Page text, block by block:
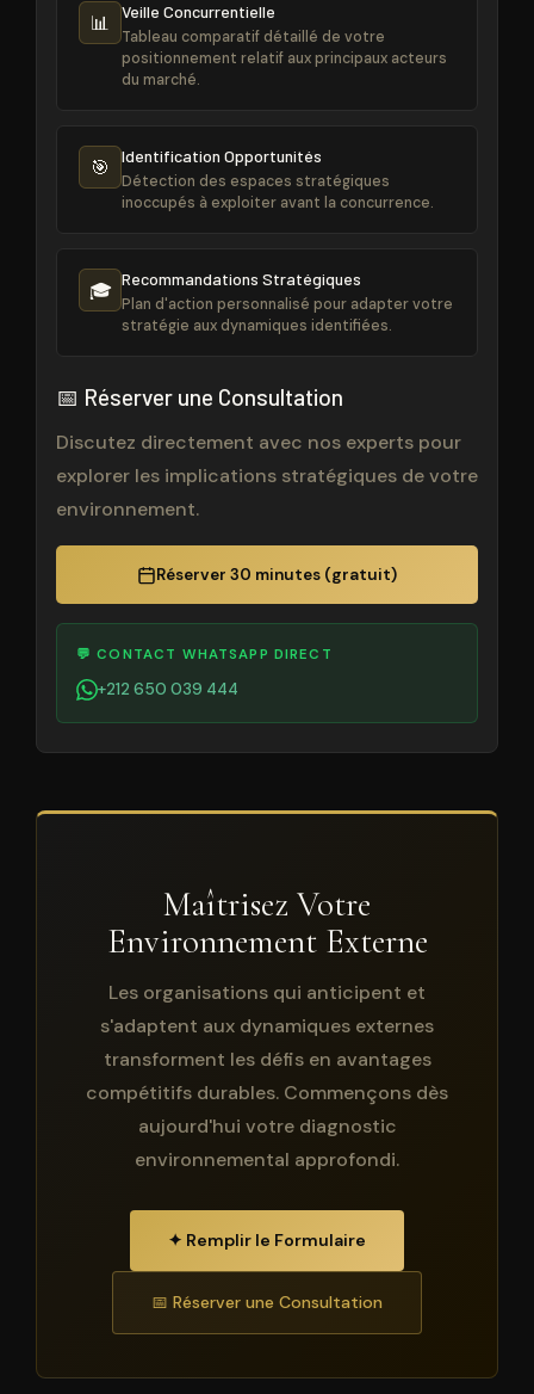
📊 Veille Concurrentielle
Tableau comparatif détaillé de votre
positionnement relatif aux principaux acteurs
du marché.
🎯 Identification Opportunités
Détection des espaces stratégiques
inoccupés à exploiter avant la concurrence.
🎓 Recommandations Stratégiques
Plan d'action personnalisé pour adapter votre
stratégie aux dynamiques identifiées.
📅 Réserver une Consultation
Discutez directement avec nos experts pour
explorer les implications stratégiques de votre
environnement.
Réserver 30 minutes (gratuit)
💬 CONTACT WHATSAPP DIRECT
+212 650 039 444
Maîtrisez Votre
Environnement Externe
Les organisations qui anticipent et
s'adaptent aux dynamiques externes
transforment les défis en avantages
compétitifs durables. Commençons dès
aujourd'hui votre diagnostic
environnemental approfondi.
✦ Remplir le Formulaire
📅 Réserver une Consultation